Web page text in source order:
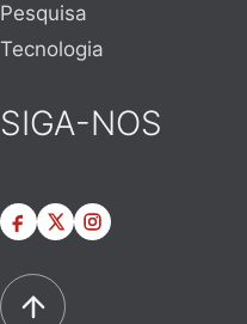
Pesquisa
Tecnologia
SIGA-NOS